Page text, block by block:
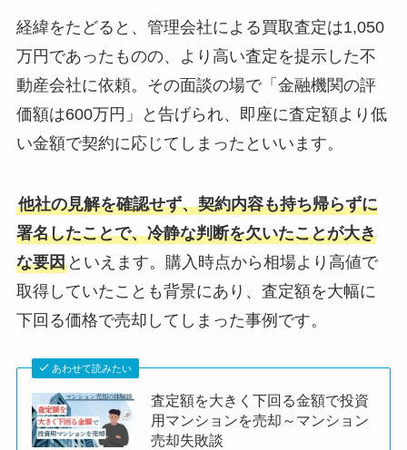
経緯をたどると、管理会社による買取査定は1,050
万円であったものの、より高い査定を提示した不
動産会社に依頼。その面談の場で「金融機関の評
価額は600万円」と告げられ、即座に査定額より低
い金額で契約に応じてしまったといいます。
他社の見解を確認せず、契約内容も持ち帰らずに
署名したことで、冷静な判断を欠いたことが大き
な要因といえます。購入時点から相場より高値で
取得していたことも背景にあり、査定額を大幅に
下回る価格で売却してしまった事例です。
あわせて読みたい
査定額を大きく下回る金額で投資
用マンションを売却～マンション
売却失敗談